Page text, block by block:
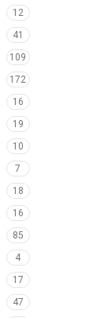
12
41
109
172
16
19
10
7
18
16
85
4
17
47